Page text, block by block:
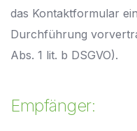
das Kontaktformular
Durchführung
Abs. 1 lit. b DSGVO).
Empfänger: